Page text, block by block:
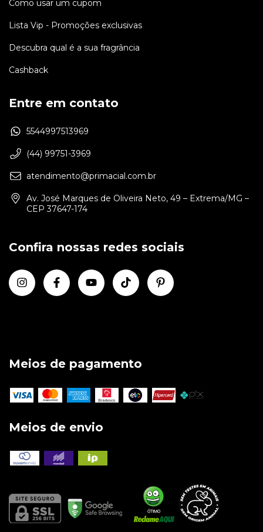
Como usar um cupom
Lista Vip - Promoções exclusivas
Descubra qual é a sua fragrância
Cashback
Entre em contato
5544997513969
(44) 99751-3969
atendimento@primacial.com.br
Av. José Marques de Oliveira Neto, 49 – Extrema/MG –
CEP 37647-174
Confira nossas redes sociais
Meios de pagamento
Meios de envio